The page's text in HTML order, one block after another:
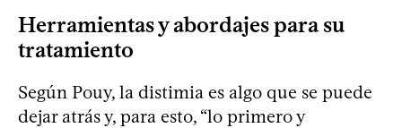
Herramientas y abordajes para su
tratamiento
Según Pouy, la distimia es algo que se puede
dejar atrás y, para esto, “lo primero y